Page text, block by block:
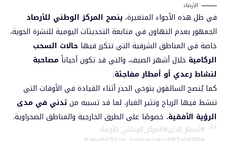
الأرصاد
في ظل هذه الأجواء المتغيرة، ينصح المركز الوطني للأرصاد
الجمهور بعدم التهاون في متابعة التحديثات اليومية للنشرة الجوية،
خاصة في المناطق الشرقية التي تتكرر فيها حالات السحب
الركامية خلال أشهر الصيف، والتي قد تكون أحياناً مصاحبة
لنشاط رعدي أو أمطار مفاجئة.
كما يُنصح السائقون بتوخي الحذر أثناء القيادة في الأوقات التي
تنشط فيها الرياح وتثير الغبار، لما قد تسببه منتدني في مدى
الرؤية الأفقية، خصوصًا على الطرق الخارجية والمناطق الصحراوية.
#أمطار_الخير#المركز_الوطني_للأرصاد